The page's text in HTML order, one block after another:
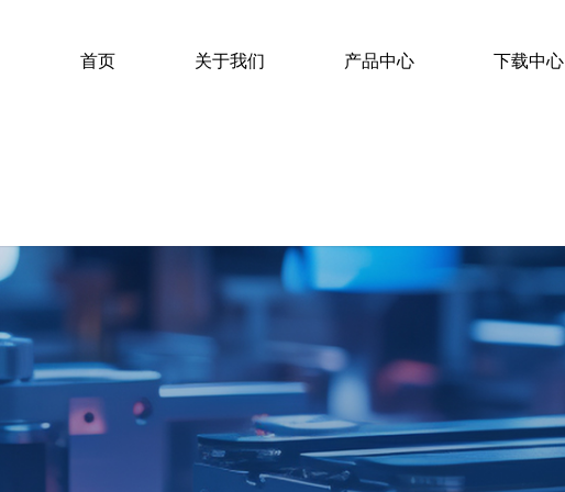
首页 关于我们 产品中心 下载中心